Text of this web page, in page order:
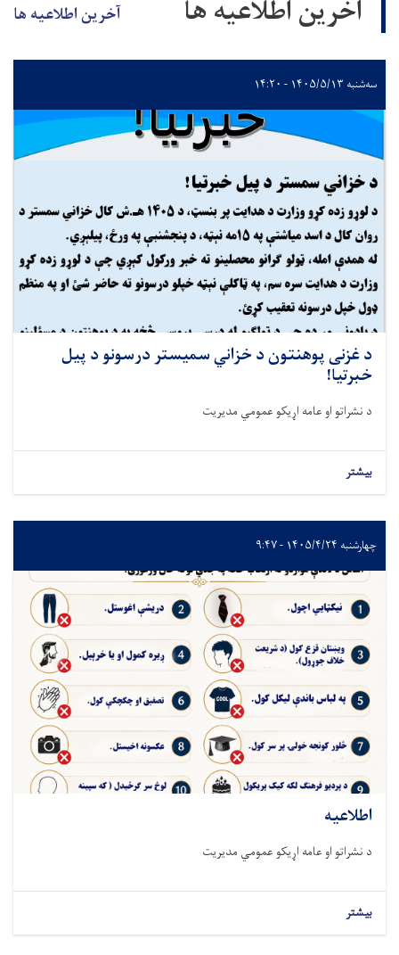
آخرین اطلاعیه ها آخرین اطلاعیه ها
سه‌شنبه ۱۴۰۵/۵/۱۳ - ۱۴:۲۰
د غزنی پوهنتون د خزاني سمیستر درسونو د پیل
خبرتیا!
د نشراتو او عامه اړیکو عمومي مدیریت
بیشتر
چهارشنبه ۱۴۰۵/۴/۲۴ - ۹:۴۷
اطلاعیه
د نشراتو او عامه اړیکو عمومي مدیریت
بیشتر